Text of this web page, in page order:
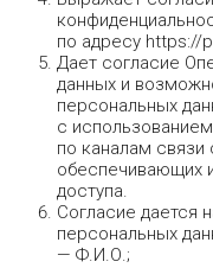
по адресу https://
Дает согласие
данных и
персональных
с
по каналам
обеспечивающих
доступа.
Согласие дается
персональных
— Ф.И.О.;